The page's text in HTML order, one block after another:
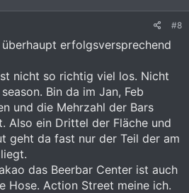
#8
erfolgsversprechend
nicht so richtig viel los. Nicht
Bin da im Jan, Feb
und die Mehrzahl der Bars
Also ein Drittel der Fläche und
geht da fast nur der Teil der am
das Beerbar Center ist auch
Hose. Action Street meine ich.